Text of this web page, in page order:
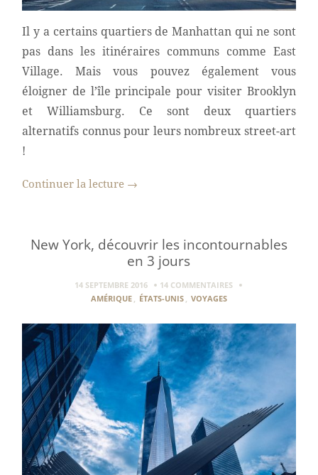
Il y a certains quartiers de Manhattan qui ne sont
pas dans les itinéraires communs comme East
Village. Mais vous pouvez également vous
éloigner de l’île principale pour visiter Brooklyn
et Williamsburg. Ce sont deux quartiers
alternatifs connus pour leurs nombreux street-art
!
Continuer la lecture →
New York, découvrir les incontournables
en 3 jours
14 SEPTEMBRE 2016
14 COMMENTAIRES
AMÉRIQUE , ÉTATS-UNIS , VOYAGES